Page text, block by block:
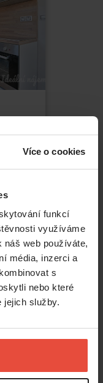
Více o cookies
funkcí
využíváme
náš web používáte,
média, inzerci a
s
nebo které
jejich služby.